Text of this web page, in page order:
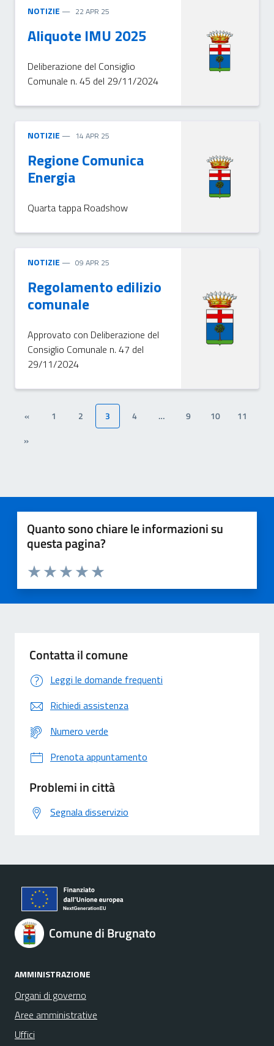
NOTIZIE 22 APR 25
Aliquote IMU 2025
Deliberazione del Consiglio
Comunale n. 45 del 29/11/2024
NOTIZIE 14 APR 25
Regione Comunica
Energia
Quarta tappa Roadshow
NOTIZIE 09 APR 25
Regolamento edilizio
comunale
Approvato con Deliberazione del
Consiglio Comunale n. 47 del
29/11/2024
« 1 2 3 4 … 9 10
11
»
Quanto sono chiare le informazioni su
questa pagina?
Valuta 5 stelle su 5
Valuta 4 stelle su 5
Valuta 3 stelle su 5
Valuta 2 stelle su 5
Valuta 1 stelle su 5
Contatta il comune
Leggi le domande frequenti
Richiedi assistenza
Numero verde
Prenota appuntamento
Problemi in città
Segnala disservizio
Comune di Brugnato
AMMINISTRAZIONE
Organi di governo
Aree amministrative
Uffici